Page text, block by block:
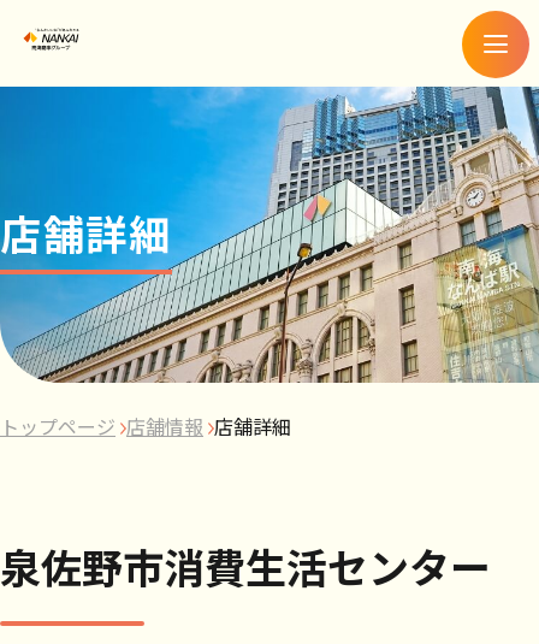
メ
ニ
ュ
ー
店舗詳細
トップページ 店舗情報 店舗詳細
泉佐野市消費生活センター